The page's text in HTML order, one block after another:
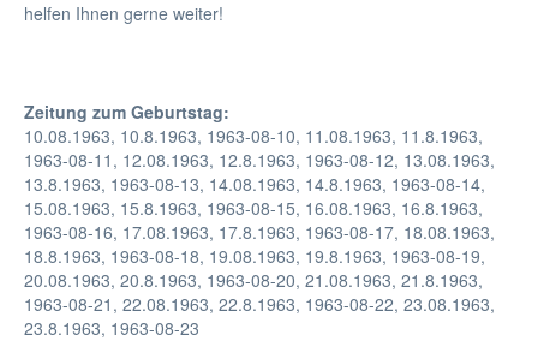
helfen Ihnen gerne weiter!
Zeitung zum Geburtstag:
10.08.1963, 10.8.1963, 1963-08-10, 11.08.1963, 11.8.1963,
1963-08-11, 12.08.1963, 12.8.1963, 1963-08-12, 13.08.1963,
13.8.1963, 1963-08-13, 14.08.1963, 14.8.1963, 1963-08-14,
15.08.1963, 15.8.1963, 1963-08-15, 16.08.1963, 16.8.1963,
1963-08-16, 17.08.1963, 17.8.1963, 1963-08-17, 18.08.1963,
18.8.1963, 1963-08-18, 19.08.1963, 19.8.1963, 1963-08-19,
20.08.1963, 20.8.1963, 1963-08-20, 21.08.1963, 21.8.1963,
1963-08-21, 22.08.1963, 22.8.1963, 1963-08-22, 23.08.1963,
23.8.1963, 1963-08-23